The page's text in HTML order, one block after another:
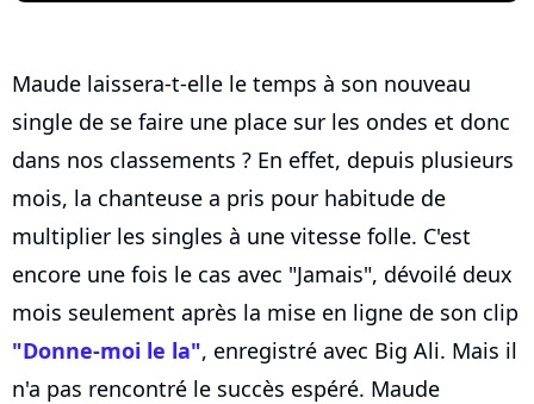
Maude laissera-t-elle le temps à son nouveau
single de se faire une place sur les ondes et donc
dans nos classements ? En effet, depuis plusieurs
mois, la chanteuse a pris pour habitude de
multiplier les singles à une vitesse folle. C'est
encore une fois le cas avec "Jamais", dévoilé deux
mois seulement après la mise en ligne de son clip
"Donne-moi le la", enregistré avec Big Ali. Mais il
n'a pas rencontré le succès espéré. Maude